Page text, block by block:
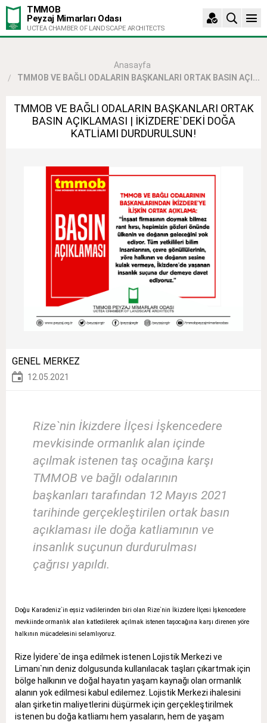
TMMOB
Peyzaj Mimarları Odası
UCTEA CHAMBER OF LANDSCAPE ARCHITECTS
Anasayfa
TMMOB VE BAĞLI ODALARIN BAŞKANLARI ORTAK BASIN AÇI...
TMMOB VE BAĞLI ODALARIN BAŞKANLARI ORTAK
BASIN AÇIKLAMASI | İKİZDERE`DEKİ DOĞA
KATLİAMI DURDURULSUN!
GENEL MERKEZ
12.05.2021
Rize`nin İkizdere İlçesi İşkencedere
mevkisinde ormanlık alan içinde
açılmak istenen taş ocağına karşı
TMMOB ve bağlı odalarının
başkanları tarafından 12 Mayıs 2021
tarihinde gerçekleştirilen ortak basın
açıklaması ile doğa katliamının ve
insanlık suçunun durdurulması
çağrısı yapıldı.
Doğu Karadeniz`in eşsiz vadilerinden biri olan Rize`nin İkizdere İlçesi İşkencedere
mevkiinde ormanlık alan katledilerek açılmak istenen taşocağına karşı direnen yöre
halkının mücadelesini selamlıyoruz.
Rize İyidere`de inşa edilmek istenen Lojistik Merkezi ve
Limanı`nın deniz dolgusunda kullanılacak taşları çıkartmak için
bölge halkının ve doğal hayatın yaşam kaynağı olan ormanlık
alanın yok edilmesi kabul edilemez. Lojistik Merkezi ihalesini
alan şirketin maliyetlerini düşürmek için gerçekleştirilmek
istenen bu doğa katliamı hem yasaların, hem de yaşam